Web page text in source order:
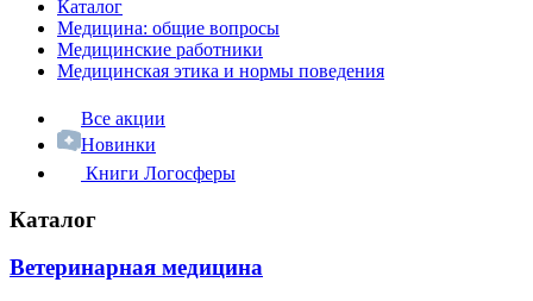
Каталог
Медицина: общие вопросы
Медицинские работники
Медицинская этика и нормы поведения
Все акции
Новинки
Книги Логосферы
Каталог
Ветеринарная медицина